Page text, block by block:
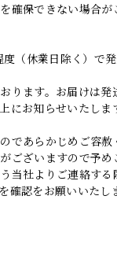
保できない場合が
（休業日除く）で
ります。お届けは発
にお知らせいたしま
あらかじめご容赦
ざいますので予め
当社よりご連絡する
確認をお願いいたし